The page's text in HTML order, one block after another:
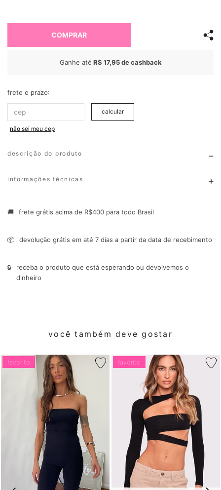
COMPRAR
Ganhe até R$ 17,95de cashback
frete e prazo:
calcular
não sei meu cep
descrição do produto
informações técnicas
🚚 frete grátis acima de R$400 para todo Brasil
📦 devolução grátis em até 7 dias a partir da data de recebimento
🔒
receba o produto que está esperando ou devolvemos o
dinheiro
você também deve gostar
favorito favorito